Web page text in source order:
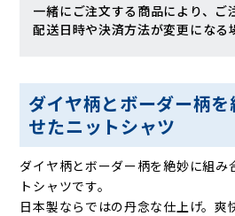
一緒にご注文する商品により、ご
配送日時や決済方法が変更になる
ダイヤ柄とボーダー柄
せたニットシャツ
ダイヤ柄とボーダー柄を絶妙に組み
トシャツです。
日本製ならではの丹念な仕上げ。爽